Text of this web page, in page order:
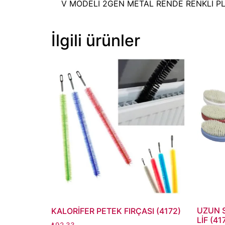
V MODELİ 2GEN METAL RENDE RENKLİ
İlgili ürünler
KALORİFER PETEK FIRÇASI (4172)
UZUN
LİF